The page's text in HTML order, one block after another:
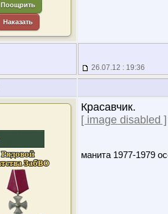
Поощрить
Наказать
26.07.12 : 19:36
Красавчик.
[ image disabled ]
манита 1977-1979